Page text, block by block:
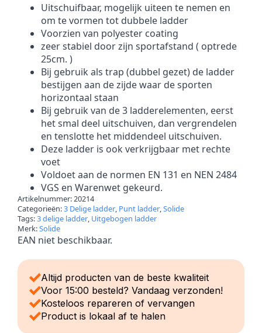
Uitschuifbaar, mogelijk uiteen te nemen en
om te vormen tot dubbele ladder
Voorzien van polyester coating
zeer stabiel door zijn sportafstand ( optrede
25cm. )
Bij gebruik als trap (dubbel gezet) de ladder
bestijgen aan de zijde waar de sporten
horizontaal staan
Bij gebruik van de 3 ladderelementen, eerst
het smal deel uitschuiven, dan vergrendelen
en tenslotte het middendeel uitschuiven.
Deze ladder is ook verkrijgbaar met rechte
voet
Voldoet aan de normen EN 131 en NEN 2484
VGS en Warenwet gekeurd.
Artikelnummer:20214
Categorieën:3 Delige ladder, Punt ladder,Solide
Tags:3 delige ladder, Uitgebogen ladder
Merk:Solide
EAN niet beschikbaar.
Altijd producten van de beste kwaliteit
Voor 15:00 besteld? Vandaag verzonden!
Kosteloos repareren of vervangen
Product is lokaal af te halen